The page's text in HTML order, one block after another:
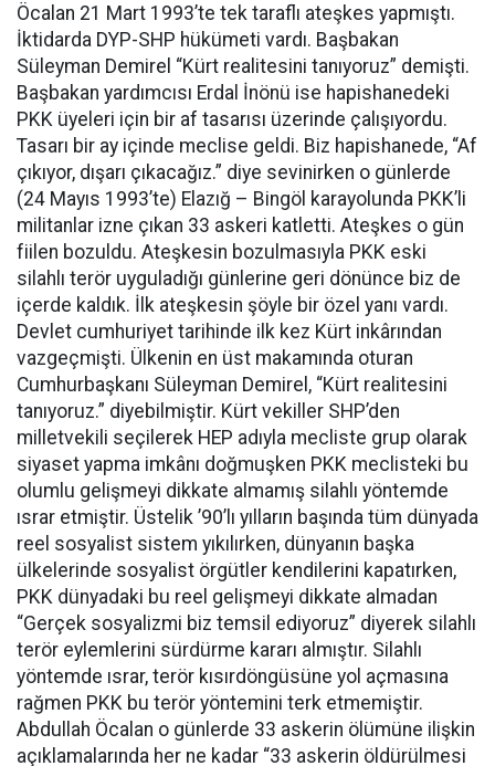
Öcalan 21 Mart 1993’te tek taraflı ateşkes yapmıştı.
İktidarda DYP-SHP hükümeti vardı. Başbakan
Süleyman Demirel “Kürt realitesini tanıyoruz” demişti.
Başbakan yardımcısı Erdal İnönü ise hapishanedeki
PKK üyeleri için bir af tasarısı üzerinde çalışıyordu.
Tasarı bir ay içinde meclise geldi. Biz hapishanede, “Af
çıkıyor, dışarı çıkacağız.” diye sevinirken o günlerde
(24 Mayıs 1993’te) Elazığ – Bingöl karayolunda PKK’li
militanlar izne çıkan 33 askeri katletti. Ateşkes o gün
fiilen bozuldu. Ateşkesin bozulmasıyla PKK eski
silahlı terör uyguladığı günlerine geri dönünce biz de
içerde kaldık. İlk ateşkesin şöyle bir özel yanı vardı.
Devlet cumhuriyet tarihinde ilk kez Kürt inkârından
vazgeçmişti. Ülkenin en üst makamında oturan
Cumhurbaşkanı Süleyman Demirel, “Kürt realitesini
tanıyoruz.” diyebilmiştir. Kürt vekiller SHP’den
milletvekili seçilerek HEP adıyla mecliste grup olarak
siyaset yapma imkânı doğmuşken PKK meclisteki bu
olumlu gelişmeyi dikkate almamış silahlı yöntemde
ısrar etmiştir. Üstelik ’90’lı yılların başında tüm dünyada
reel sosyalist sistem yıkılırken, dünyanın başka
ülkelerinde sosyalist örgütler kendilerini kapatırken,
PKK dünyadaki bu reel gelişmeyi dikkate almadan
“Gerçek sosyalizmi biz temsil ediyoruz” diyerek silahlı
terör eylemlerini sürdürme kararı almıştır. Silahlı
yöntemde ısrar, terör kısırdöngüsüne yol açmasına
rağmen PKK bu terör yöntemini terk etmemiştir.
Abdullah Öcalan o günlerde 33 askerin ölümüne ilişkin
açıklamalarında her ne kadar “33 askerin öldürülmesi